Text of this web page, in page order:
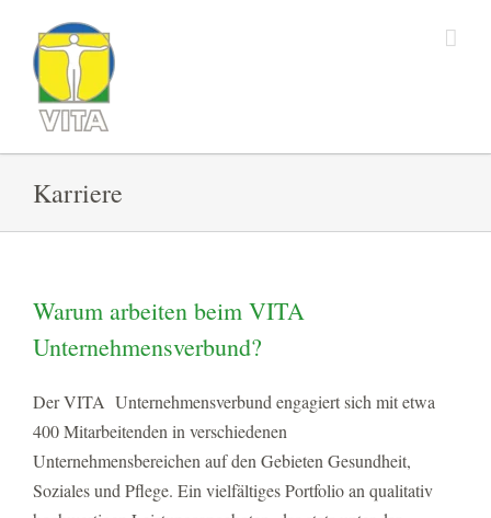
Inhalt
springen
Karriere
Warum arbeiten beim VITA
Unternehmensverbund?
Der VITA Unternehmensverbund engagiert sich mit etwa
400 Mitarbeitenden in verschiedenen
Unternehmensbereichen auf den Gebieten Gesundheit,
Soziales und Pflege. Ein vielfältiges Portfolio an qualitativ